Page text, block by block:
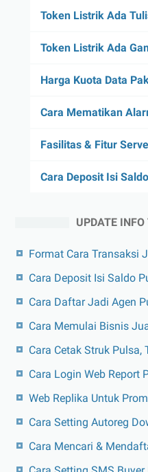
Token Listrik Ada
Token Listrik Ada
Harga Kuota Data
Cara Mematikan
Fasilitas & Fitur
Cara Deposit Isi
UPDATE
Format Cara Transaksi
Cara Deposit Isi Saldo
Cara Daftar Jadi Agen
Cara Memulai Bisnis
Cara Cetak Struk Pulsa,
Cara Login Web Report
Web Replika Untuk
Cara Setting Autoreg
Cara Mencari &